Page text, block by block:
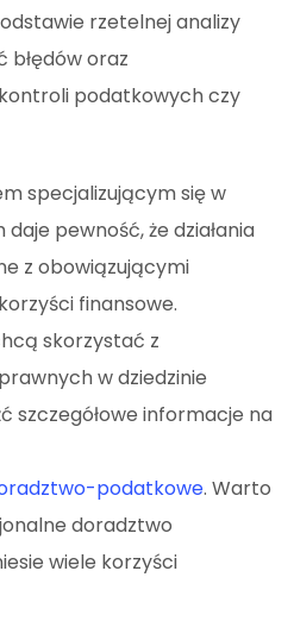
rzetelnej analizy
błędów oraz
podatkowych czy
specjalizującym się w
pewność, że działania
z obowiązującymi
finansowe.
skorzystać z
w dziedzinie
szczegółowe informacje na
podatkowe. Warto
doradztwo
wiele korzyści